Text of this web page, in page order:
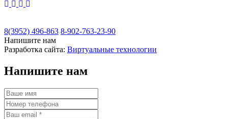
8(3952) 496-863 8-902-763-23-90
Напишите нам
Разработка сайта: Виртуальные технологии
Напишите нам